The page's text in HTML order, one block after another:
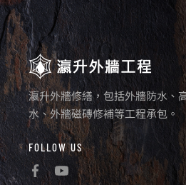
瀛升外牆修繕，包括外牆防水、
水、外牆磁磚修補等工程承包。
FOLLOW US